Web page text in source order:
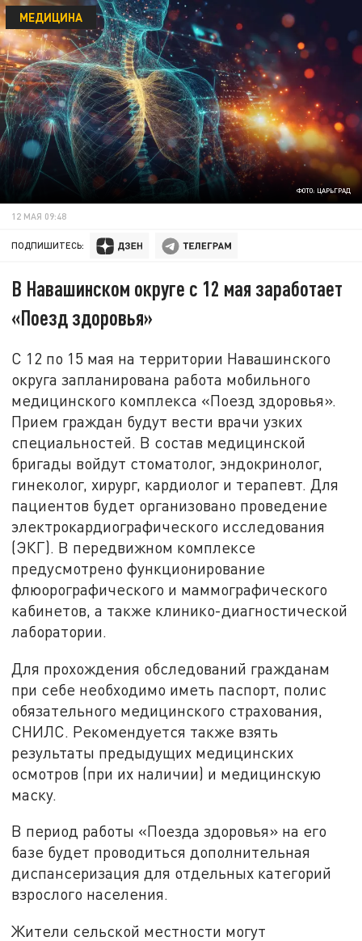
ФОТО: ЦАРЬГРАД
МЕДИЦИНА
12 МАЯ 09:48
ПОДПИШИТЕСЬ:
В Навашинском округе с 12 мая заработает
«Поезд здоровья»
С 12 по 15 мая на территории Навашинского
округа запланирована работа мобильного
медицинского комплекса «Поезд здоровья».
Прием граждан будут вести врачи узких
специальностей. В состав медицинской
бригады войдут стоматолог, эндокринолог,
гинеколог, хирург, кардиолог и терапевт. Для
пациентов будет организовано проведение
электрокардиографического исследования
(ЭКГ). В передвижном комплексе
предусмотрено функционирование
флюорографического и маммографического
кабинетов, а также клинико-диагностической
лаборатории.
Для прохождения обследований гражданам
при себе необходимо иметь паспорт, полис
обязательного медицинского страхования,
СНИЛС. Рекомендуется также взять
результаты предыдущих медицинских
осмотров (при их наличии) и медицинскую
маску.
В период работы «Поезда здоровья» на его
базе будет проводиться дополнительная
диспансеризация для отдельных категорий
взрослого населения.
Жители сельской местности могут